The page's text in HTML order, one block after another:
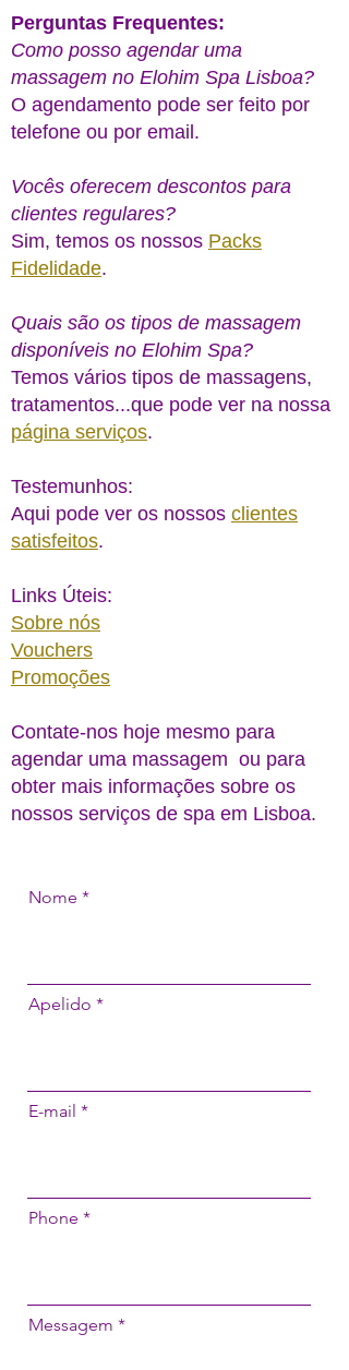
Perguntas Frequentes:
Como posso agendar uma
massagem no Elohim Spa Lisboa?
O agendamento pode ser feito por
telefone ou por email.
Vocês oferecem descontos para
clientes regulares?
Sim, temos os nossos Packs
Fidelidade.
Quais são os tipos de massagem
disponíveis no Elohim Spa?
Temos vários tipos de massagens,
tratamentos...que pode ver na nossa
página serviços.
Testemunhos:
Aqui pode ver os nossos clientes
satisfeitos.
Links Úteis:
Sobre nós
Vouchers
Promoções
Contate-nos hoje mesmo para
agendar uma massagem ou para
obter mais informações sobre os
nossos serviços de spa em Lisboa.
Nome
Apelido
E-mail
Phone
Messagem